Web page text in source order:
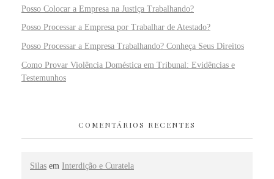
Posso Colocar a Empresa na Justiça Trabalhando?
Posso Processar a Empresa por Trabalhar de Atestado?
Posso Processar a Empresa Trabalhando? Conheça Seus Direitos
Como Provar Violência Doméstica em Tribunal: Evidências e
Testemunhos
COMENTÁRIOS RECENTES
Silas em Interdição e Curatela